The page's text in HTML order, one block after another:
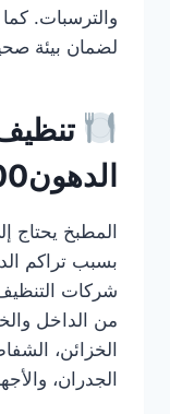
والترسبات.
لضمان بيئة
الدهون0501949300
المطبخ
بسبب تراكم
شركات
من الداخل
الخزائن،
الجدران،